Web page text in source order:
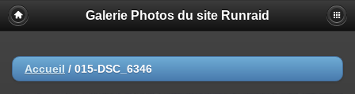
Galerie Photos du site Runraid
Accueil / 015-DSC_6346